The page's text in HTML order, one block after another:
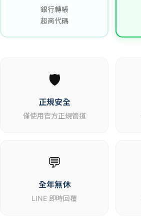
銀行轉帳
超商代碼
🛡️
正規安全
僅使用官方正規管道
💬
全年無休
LINE 即時回覆